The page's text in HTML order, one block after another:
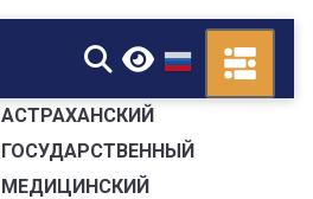
▼
АСТРАХАНСКИЙ
ГОСУДАРСТВЕННЫЙ
МЕДИЦИНСКИЙ